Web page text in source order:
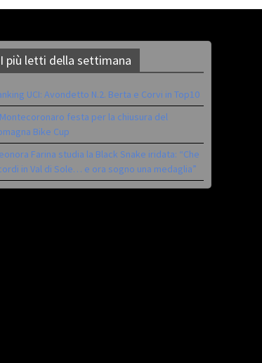
I più letti della settimana
UCI: Avondetto N.2. Berta e Corvi in Top10
festa per la chiusura del
Bike Cup
Farina studia la Black Snake iridata: “Che
in Val di Sole… e ora sogno una medaglia”